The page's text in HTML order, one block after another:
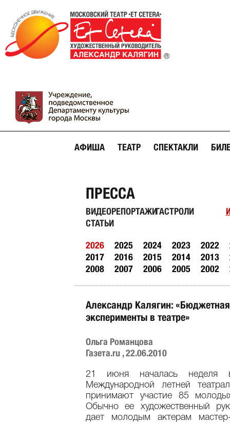
АФИША ТЕАТР СПЕКТАКЛИ
ПРЕССА
ВИДЕОРЕПОРТАЖИГАСТРОЛИ
СТАТЬИ
2026 2025 2024 2023 2022
2017
2016 2015 2014 2013
2008
2007 2006 2005 2002
Александр Калягин:
эксперименты в театре»
Ольга Романцова
Газета.ru , 22.06.2010
21 июня началась неделя
Международной летней
принимают участие 85
Обычно ее художественный
дает молодым актерам